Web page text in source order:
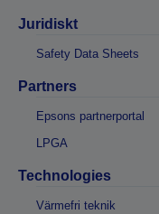
Juridiskt
Safety Data Sheets
Partners
Epsons partnerportal
LPGA
Technologies
Värmefri teknik